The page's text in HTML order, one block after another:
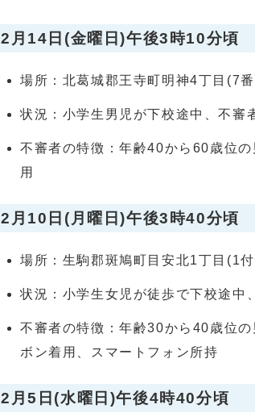
2月14日(金曜日)午後3時10分頃
場所：北葛城郡王寺町明神4丁目(7
状況：小学生男児が下校途中、不審
不審者の特徴：年齢40から60歳位
用
2月10日(月曜日)午後3時40分頃
場所：生駒郡斑鳩町目安北1丁目(1
状況：小学生女児が徒歩で下校途中
不審者の特徴：年齢30から40歳位
ボン着用、スマートフォン所持
2月5日(水曜日)午後4時40分頃